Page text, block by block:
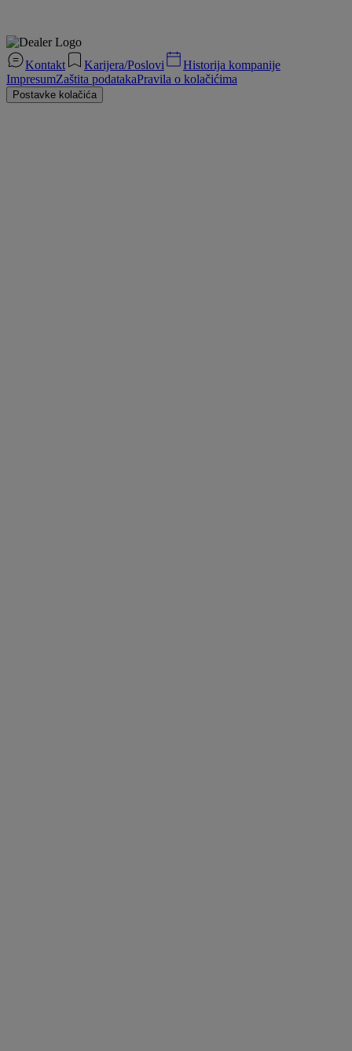
Kontakt Karijera/Poslovi
Historija kompanije
ImpresumZaštita podatakaPravila o kolačićima
Postavke kolačića